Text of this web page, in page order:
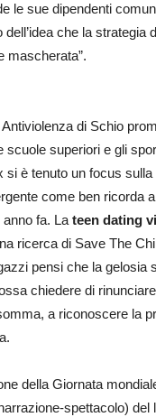
le sue dipendenti
che la
mascherata”.
di Schio
scuole superiori e gli
si è tenuto un focus sulla
come ben ricorda
fa. La teen dating
ricerca di Save The
pensi che la gelosia
chiedere di
a riconoscere la
della Giornata
spettacolo) del